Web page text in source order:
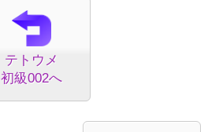
テトウメ
初級002へ